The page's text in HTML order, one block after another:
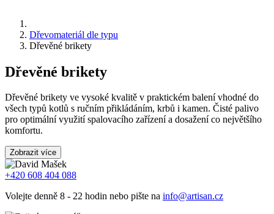
Dřevomateriál dle typu
Dřevěné brikety
Dřevěné brikety
Dřevěné brikety ve vysoké kvalitě v praktickém balení vhodné do
všech typů kotlů s ručním přikládáním, krbů i kamen. Čisté palivo
pro optimální využití spalovacího zařízení a dosažení co největšího
komfortu.
Zobrazit více
+420 608 404 088
Volejte denně 8 - 22 hodin nebo pište na info@artisan.cz